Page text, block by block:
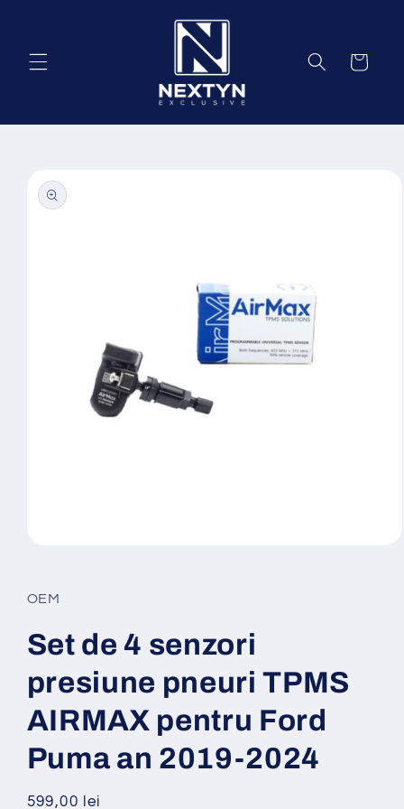
Coș
informațiile
despre
produs
1
într-
fereastră
modală
OEM
Set de 4 senzori
presiune pneuri TPMS
AIRMAX pentru Ford
Puma an 2019-2024
Preț
599,00 lei